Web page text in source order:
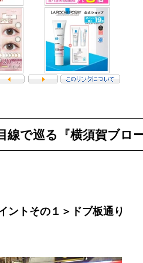
線で巡る『横須賀ブロ
ントその１＞ドブ板通り